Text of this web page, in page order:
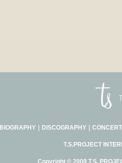
BIOGRAPHY｜ DISCOGRAPHY｜
T.S.PROJECT
Copyright © 2009 T.S.